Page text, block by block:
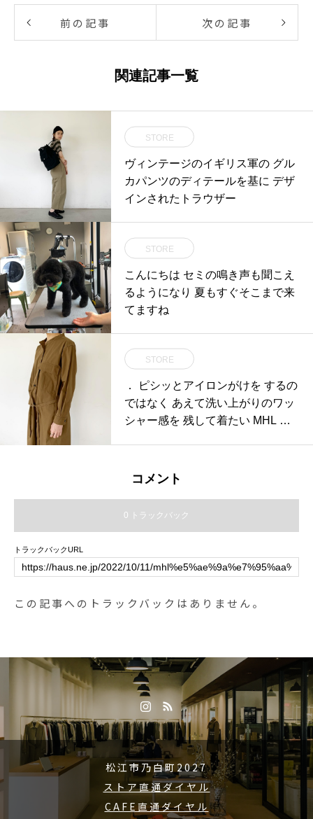
前の記事 次の記事
関連記事一覧
STORE
ヴィンテージのイギリス軍の グル
カパンツのディテールを基に デザ
インされたトラウザー
STORE
こんにちは︎ セミの鳴き声も聞こえ
るようになり 夏もすぐそこまで来
てますね
STORE
． ピシッとアイロンがけを するの
ではなく あえて洗い上がりのワッ
シャー感を 残して着たい MHL DR
コメント
0 トラックバック
トラックバックURL
この記事へのトラックバックはありません。
松江市乃白町2027
ストア直通ダイヤル
CAFE直通ダイヤル